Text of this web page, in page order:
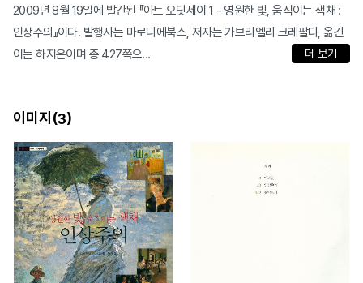
2009년 8월 19일에 발간된 『아트 오딧세이 1 - 영원한 빛, 움직이는 색채 :
인상주의』이다. 발행사는 마로니에북스, 저자는 가브리엘리 크레팔디, 옮긴
이는 하지은이며 총 427쪽으...
더 보기
이미지(3)